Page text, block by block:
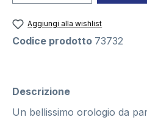
Aggiungi alla wishlist
Codice prodotto 73732
Descrizione
Un bellissimo orologio da